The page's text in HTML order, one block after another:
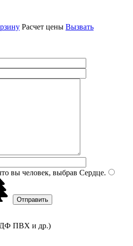
Расчет цены Вызвать
вы человек, выбрав Сердце.
ПВХ и др.)